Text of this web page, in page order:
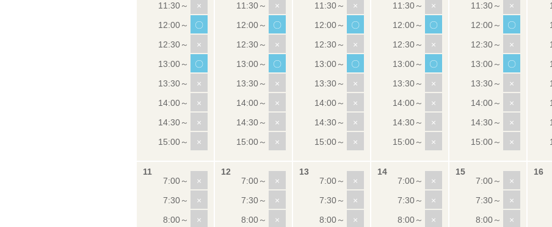
×
〇
×
〇
×
×
×
×
×
〇
×
〇
×
×
×
×
×
〇
×
〇
×
×
×
×
×
〇
×
〇
×
×
×
×
×
〇
×
〇
×
×
×
×
×
×
×
×
×
×
×
×
×
×
×
×
×
×
×